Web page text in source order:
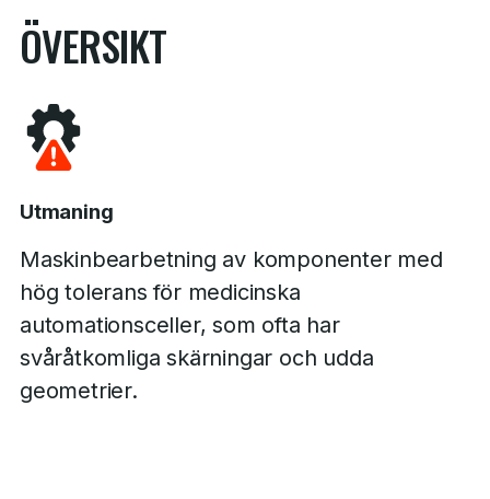
ÖVERSIKT
Utmaning
Maskinbearbetning av komponenter med
hög tolerans för medicinska
automationsceller, som ofta har
svåråtkomliga skärningar och udda
geometrier.